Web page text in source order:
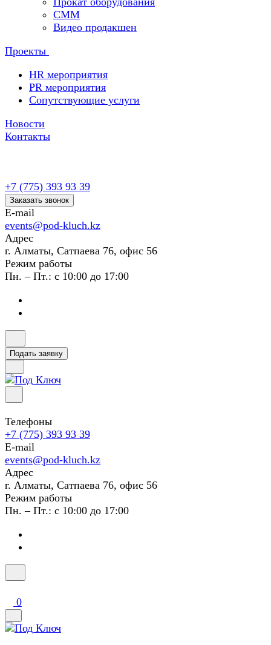
СММ
Видео продакшен
Проекты
HR мероприятия
PR мероприятия
Сопутствующие услуги
Новости
Контакты
+7 (775) 393 93 39
Заказать звонок
E-mail
events@pod-kluch.kz
Адрес
г. Алматы, Сатпаева 76, офис 56
Режим работы
Пн. – Пт.: с 10:00 до 17:00
Подать заявку
Телефоны
+7 (775) 393 93 39
E-mail
events@pod-kluch.kz
Адрес
г. Алматы, Сатпаева 76, офис 56
Режим работы
Пн. – Пт.: с 10:00 до 17:00
0